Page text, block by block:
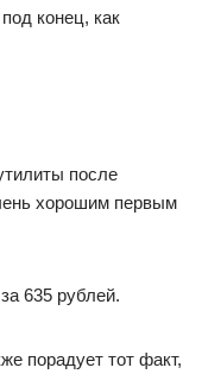
конец, как
после
хорошим первым
635 рублей.
порадует тот факт,